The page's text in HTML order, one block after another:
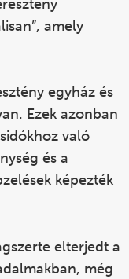
amely
egyház és
Ezek azonban
való
és a
képezték
elterjedt a
még